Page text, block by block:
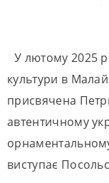
У лютому 2025
культури в
присвячена
автентичному
виступає